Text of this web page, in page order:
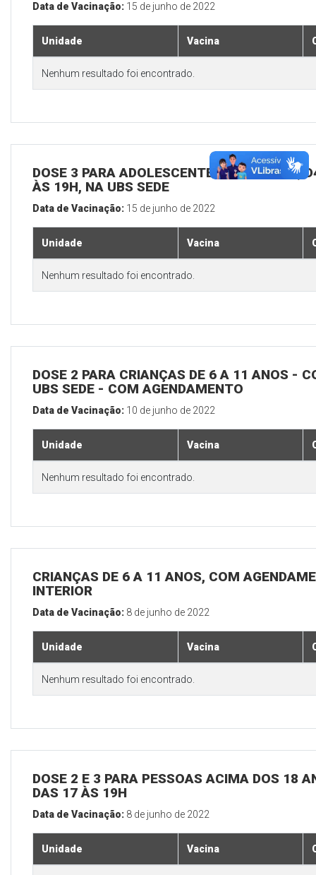
Data de Vacinação: 15 de junho de 2022
Unidade Vacina
Nenhum resultado foi encontrado.
DOSE 3 PARA ADOLESCENTES E ADULTOS,
ÀS 19H, NA UBS SEDE
Data de Vacinação: 15 de junho de 2022
Unidade Vacina
Nenhum resultado foi encontrado.
DOSE 2 PARA CRIANÇAS DE 6 A 11 ANOS -
UBS SEDE - COM AGENDAMENTO
Data de Vacinação: 10 de junho de 2022
Unidade Vacina
Nenhum resultado foi encontrado.
CRIANÇAS DE 6 A 11 ANOS, COM
INTERIOR
Data de Vacinação: 8 de junho de 2022
Unidade Vacina
Nenhum resultado foi encontrado.
DOSE 2 E 3 PARA PESSOAS ACIMA DOS 18
DAS 17 ÀS 19H
Data de Vacinação: 8 de junho de 2022
Unidade Vacina